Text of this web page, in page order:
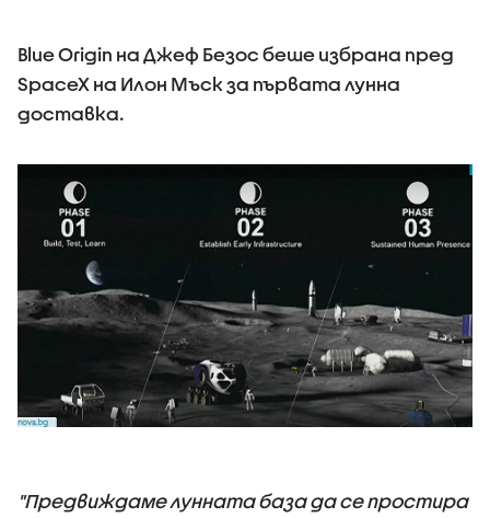
Blue Origin на Джеф Безос беше избрана пред
SpaceX на Илон Мъск за първата лунна
доставка.
"Предвиждаме лунната база да се простира